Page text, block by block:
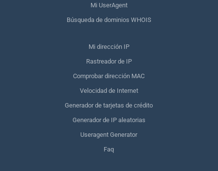
Mi UserAgent
Búsqueda de dominios WHOIS
Mi dirección IP
Rastreador de IP
Comprobar dirección MAC
Velocidad de Internet
Generador de tarjetas de crédito
Generador de IP aleatorias
Useragent Generator
Faq